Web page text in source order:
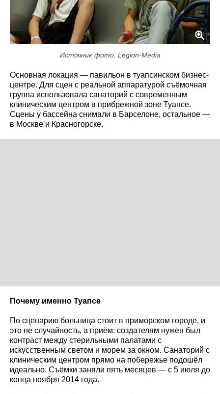
Источник фото: Legion-Media
Основная локация — павильон в туапсинском бизнес-
центре. Для сцен с реальной аппаратурой съёмочная
группа использовала санаторий с современным
клиническим центром в прибрежной зоне Туапсе.
Сцены у бассейна снимали в Барселоне, остальное —
в Москве и Красногорске.
Почему именно Туапсе
По сценарию больница стоит в приморском городе, и
это не случайность, а приём: создателям нужен был
контраст между стерильными палатами с
искусственным светом и морем за окном. Санаторий с
клиническим центром прямо на побережье подошёл
идеально. Съёмки заняли пять месяцев — с 5 июля до
конца ноября 2014 года.